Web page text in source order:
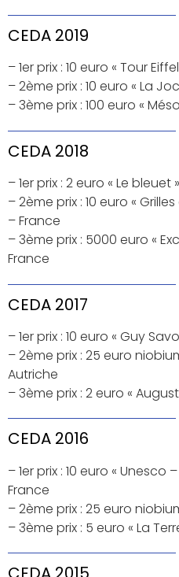
CEDA 2019
– 1er prix : 10 euro « Tour
– 2ème prix : 10 euro « La
– 3ème prix : 100 euro «
CEDA 2018
– 1er prix : 2 euro « Le bleuet
– 2ème prix : 10 euro «
– France
– 3ème prix : 5000 euro «
France
CEDA 2017
– 1er prix : 10 euro « Guy
– 2ème prix : 25 euro
Autriche
– 3ème prix : 2 euro «
CEDA 2016
– 1er prix : 10 euro « Unesco
France
– 2ème prix : 25 euro
– 3ème prix : 5 euro « La